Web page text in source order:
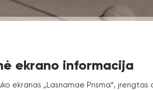
ekrano informacija
ekranas „Lasnamae Prisma“,